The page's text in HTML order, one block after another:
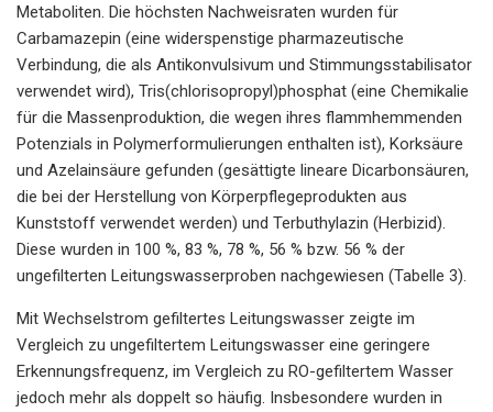
Metaboliten. Die höchsten Nachweisraten wurden für
Carbamazepin (eine widerspenstige pharmazeutische
Verbindung, die als Antikonvulsivum und Stimmungsstabilisator
verwendet wird), Tris(chlorisopropyl)phosphat (eine Chemikalie
für die Massenproduktion, die wegen ihres flammhemmenden
Potenzials in Polymerformulierungen enthalten ist), Korksäure
und Azelainsäure gefunden (gesättigte lineare Dicarbonsäuren,
die bei der Herstellung von Körperpflegeprodukten aus
Kunststoff verwendet werden) und Terbuthylazin (Herbizid).
Diese wurden in 100 %, 83 %, 78 %, 56 % bzw. 56 % der
ungefilterten Leitungswasserproben nachgewiesen (Tabelle 3).
Mit Wechselstrom gefiltertes Leitungswasser zeigte im
Vergleich zu ungefiltertem Leitungswasser eine geringere
Erkennungsfrequenz, im Vergleich zu RO-gefiltertem Wasser
jedoch mehr als doppelt so häufig. Insbesondere wurden in